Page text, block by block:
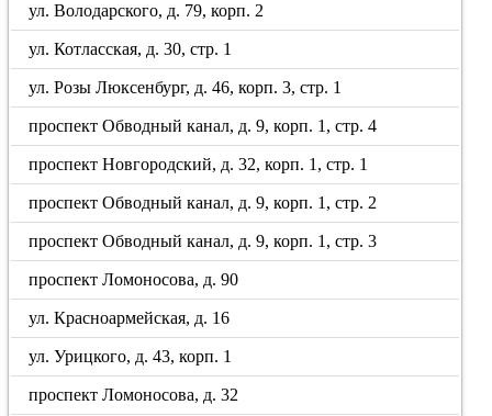
ул. Володарского, д. 79, корп. 2
ул. Котласская, д. 30, стр. 1
ул. Розы Люксенбург, д. 46, корп. 3, стр. 1
проспект Обводный канал, д. 9, корп. 1, стр. 4
проспект Новгородский, д. 32, корп. 1, стр. 1
проспект Обводный канал, д. 9, корп. 1, стр. 2
проспект Обводный канал, д. 9, корп. 1, стр. 3
проспект Ломоносова, д. 90
ул. Красноармейская, д. 16
ул. Урицкого, д. 43, корп. 1
проспект Ломоносова, д. 32